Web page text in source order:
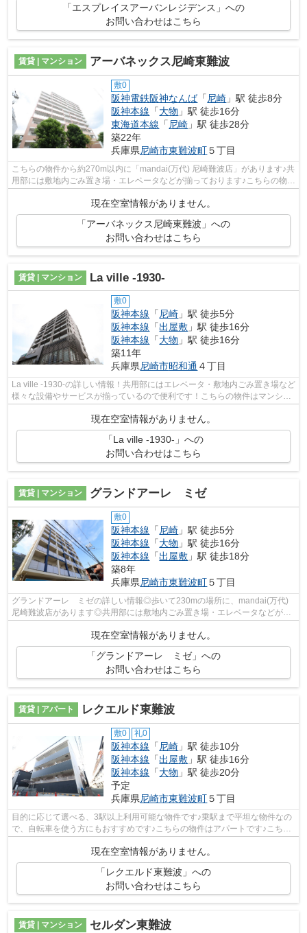
「エスプレイスアーバンレジデンス」への
お問い合わせはこちら
賃貸 | マンション アーバネックス尼崎東難波
敷0
阪神電鉄阪神なんば「 尼崎 」駅 徒歩8分
阪神本線 「大物 」駅 徒歩16分
東海道本線 「 尼崎 」駅 徒歩28分
築22年
兵庫県尼崎市東難波町５丁目
こちらの物件から約270m以内に「mandai(万代) 尼崎難波店」があります♪共
用部には敷地内ごみ置き場・エレベータなどが揃っております♪こちらの物件
はマンションです♪2駅利用できる立地...
現在空室情報がありません。
「アーバネックス尼崎東難波」への
お問い合わせはこちら
賃貸 | マンション La ville -1930-
敷0
阪神本線 「尼崎 」駅 徒歩5分
阪神本線 「出屋敷 」駅 徒歩16分
阪神本線 「大物 」駅 徒歩16分
築11年
兵庫県尼崎市昭和通 ４丁目
La ville -1930-の詳しい情報！共用部にはエレベータ・敷地内ごみ置き場など
様々な設備やサービスが揃っているので便利です！こちらの物件はマンショ
現在空室情報がありません。
「La ville -1930-」への
お問い合わせはこちら
賃貸 | マンション グランドアーレ ミゼ
敷0
阪神本線 「 尼崎 」駅 徒歩5分
阪神本線 「大物 」駅 徒歩16分
阪神本線 「出屋敷 」駅 徒歩18分
築8年
兵庫県尼崎市東難波町５丁目
グランドアーレ ミゼの詳しい情報◎歩いて230mの場所に、mandai(万代)
尼崎難波店があります◎共用部には敷地内ごみ置き場・エレベータなどが揃
現在空室情報がありません。
「グランドアーレ ミゼ」への
お問い合わせはこちら
賃貸 | アパート レクエルド東難波
敷0 礼0
阪神本線 「 尼崎 」駅 徒歩10分
阪神本線 「出屋敷 」駅 徒歩16分
阪神本線 「大物 」駅 徒歩20分
予定
兵庫県尼崎市東難波町５丁目
目的に応じて選べる、3駅以上利用可能な物件です♪乗駅まで平坦な物件なの
で、自転車を使う方にもおすすめです♪こちらの物件はアパートです♪こちら
の物件では初期費用をカードでお支払...
現在空室情報がありません。
「レクエルド東難波」への
お問い合わせはこちら
賃貸 | マンション セルダン東難波